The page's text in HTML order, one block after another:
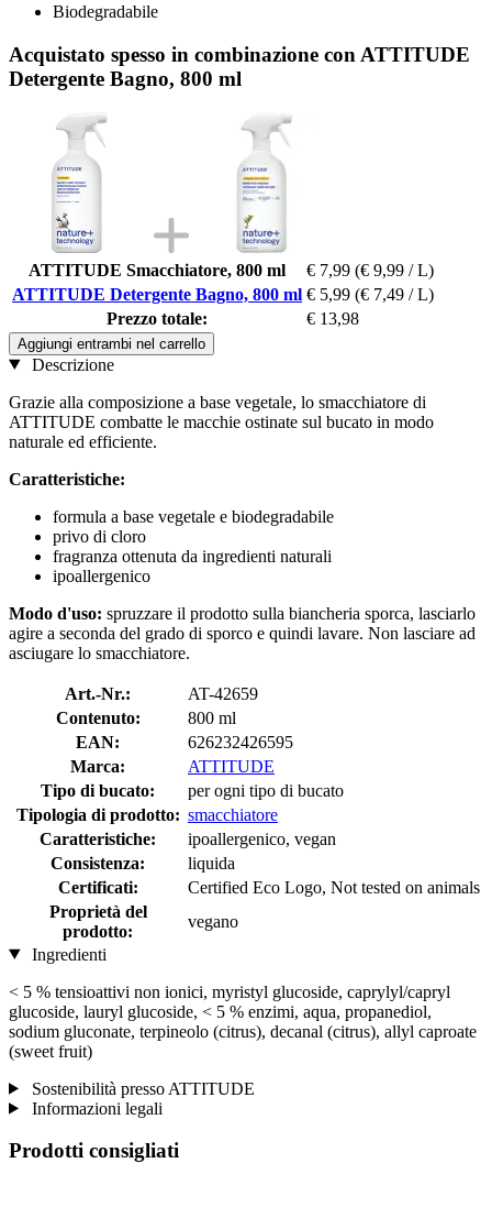
Biodegradabile
Acquistato spesso in combinazione con ATTITUDE
Detergente Bagno, 800 ml
ATTITUDE Smacchiatore, 800 ml € 7,99 (€ 9,99 / L)
ATTITUDE Detergente Bagno, 800 ml € 5,99 (€ 7,49 / L)
Prezzo totale:
€ 13,98
Aggiungi entrambi nel carrello
Descrizione
Grazie alla composizione a base vegetale, lo smacchiatore di
ATTITUDE combatte le macchie ostinate sul bucato in modo
naturale ed efficiente.
Caratteristiche:
formula a base vegetale e biodegradabile
privo di cloro
fragranza ottenuta da ingredienti naturali
ipoallergenico
Modo d'uso: spruzzare il prodotto sulla biancheria sporca, lasciarlo
agire a seconda del grado di sporco e quindi lavare. Non lasciare ad
asciugare lo smacchiatore.
Art.-Nr.:
AT-42659
Contenuto:
800 ml
EAN:
626232426595
Marca:
ATTITUDE
Tipo di bucato:
per ogni tipo di bucato
Tipologia di prodotto: smacchiatore
Caratteristiche:
ipoallergenico, vegan
Consistenza:
liquida
Certificati:
Certified Eco Logo, Not tested on animals
Proprietà del
prodotto:
vegano
Ingredienti
< 5 % tensioattivi non ionici, myristyl glucoside, caprylyl/capryl
glucoside, lauryl glucoside, < 5 % enzimi, aqua, propanediol,
sodium gluconate, terpineolo (citrus), decanal (citrus), allyl caproate
(sweet fruit)
Sostenibilità presso ATTITUDE
Informazioni legali
Prodotti consigliati